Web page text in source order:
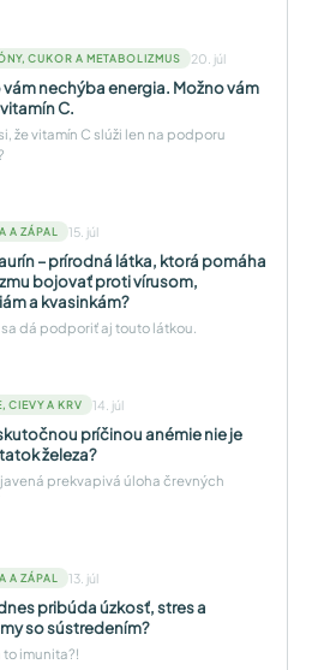
CUKOR A METABOLIZMUS 20. júl
vám nechýba energia. Možno vám
C.
že vitamín C slúži len na podporu
A ZÁPAL 15. júl
– prírodná látka, ktorá pomáha
bojovať proti vírusom,
a kvasinkám?
dá podporiť aj touto látkou.
CIEVY A KRV 14. júl
príčinou anémie nie je
železa?
prekvapivá úloha črevných
A ZÁPAL 13. júl
pribúda úzkosť, stres a
so sústredením?
to imunita?!